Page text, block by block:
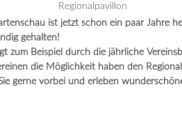
Regionalpavillon
ist jetzt schon ein paar Jahre
gehalten!
zum Beispiel durch die jährliche
die Möglichkeit haben den
gerne vorbei und erleben